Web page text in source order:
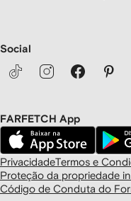
Social
FARFETCH App
PrivacidadeTermos e
Proteção da propriedade
Código de Conduta do